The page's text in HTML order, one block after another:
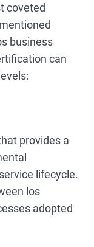
coveted
business
can
provides a
lifecycle.
los
adopted